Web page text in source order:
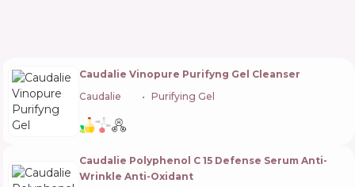
Caudalie Vinopure Purifyng Gel Cleanser
Caudalie
Purifying Gel
Caudalie Polyphenol C 15 Defense Serum Anti-
Wrinkle Anti-Oxidant